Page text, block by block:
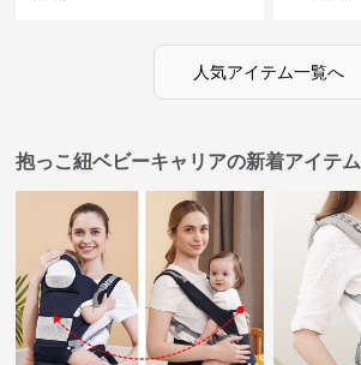
人気アイテム一覧へ
抱っこ紐ベビーキャリアの新着アイテム